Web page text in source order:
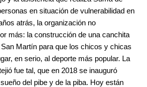
en situación de vulnerabilidad en
atrás, la organización no
más: la construcción de una canchita
Martín para que los chicos y chicas
en serio, al deporte más popular. La
fue tal, que en 2018 se inauguró
del pibe y de la piba. Hoy están